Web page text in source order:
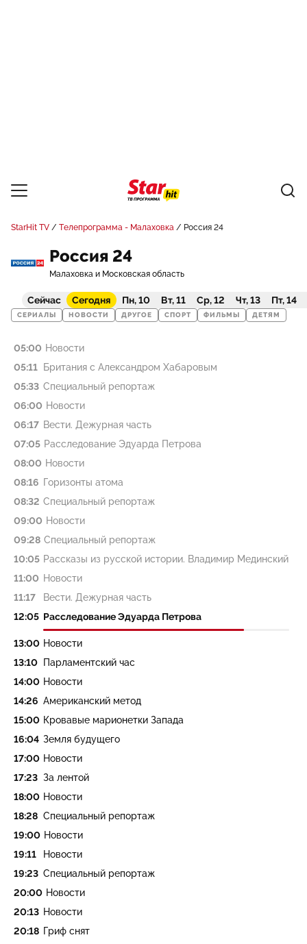
StarHit TV Телепрограмма - Малаховка Россия 24
Россия 24
Малаховка и Московская область
Сейчас Сегодня Пн, 10 Вт, 11 Ср, 12 Чт, 13 Пт, 14
СЕРИАЛЫ НОВОСТИ ДРУГОЕ СПОРТ ФИЛЬМЫ ДЕТЯМ
05:00 Новости
05:11
Британия с Александром Хабаровым
05:33 Специальный репортаж
06:00 Новости
06:17 Вести. Дежурная часть
07:05 Расследование Эдуарда Петрова
08:00 Новости
08:16 Горизонты атома
08:32 Специальный репортаж
09:00 Новости
09:28 Специальный репортаж
10:05 Рассказы из русской истории. Владимир Мединский
11:00 Новости
11:17
Вести. Дежурная часть
12:05 Расследование Эдуарда Петрова
13:00 Новости
13:10
Парламентский час
14:00 Новости
14:26 Американский метод
15:00 Кровавые марионетки Запада
16:04 Земля будущего
17:00 Новости
17:23 За лентой
18:00 Новости
18:28 Специальный репортаж
19:00 Новости
19:11
Новости
19:23 Специальный репортаж
20:00 Новости
20:13 Новости
20:18 Гриф снят